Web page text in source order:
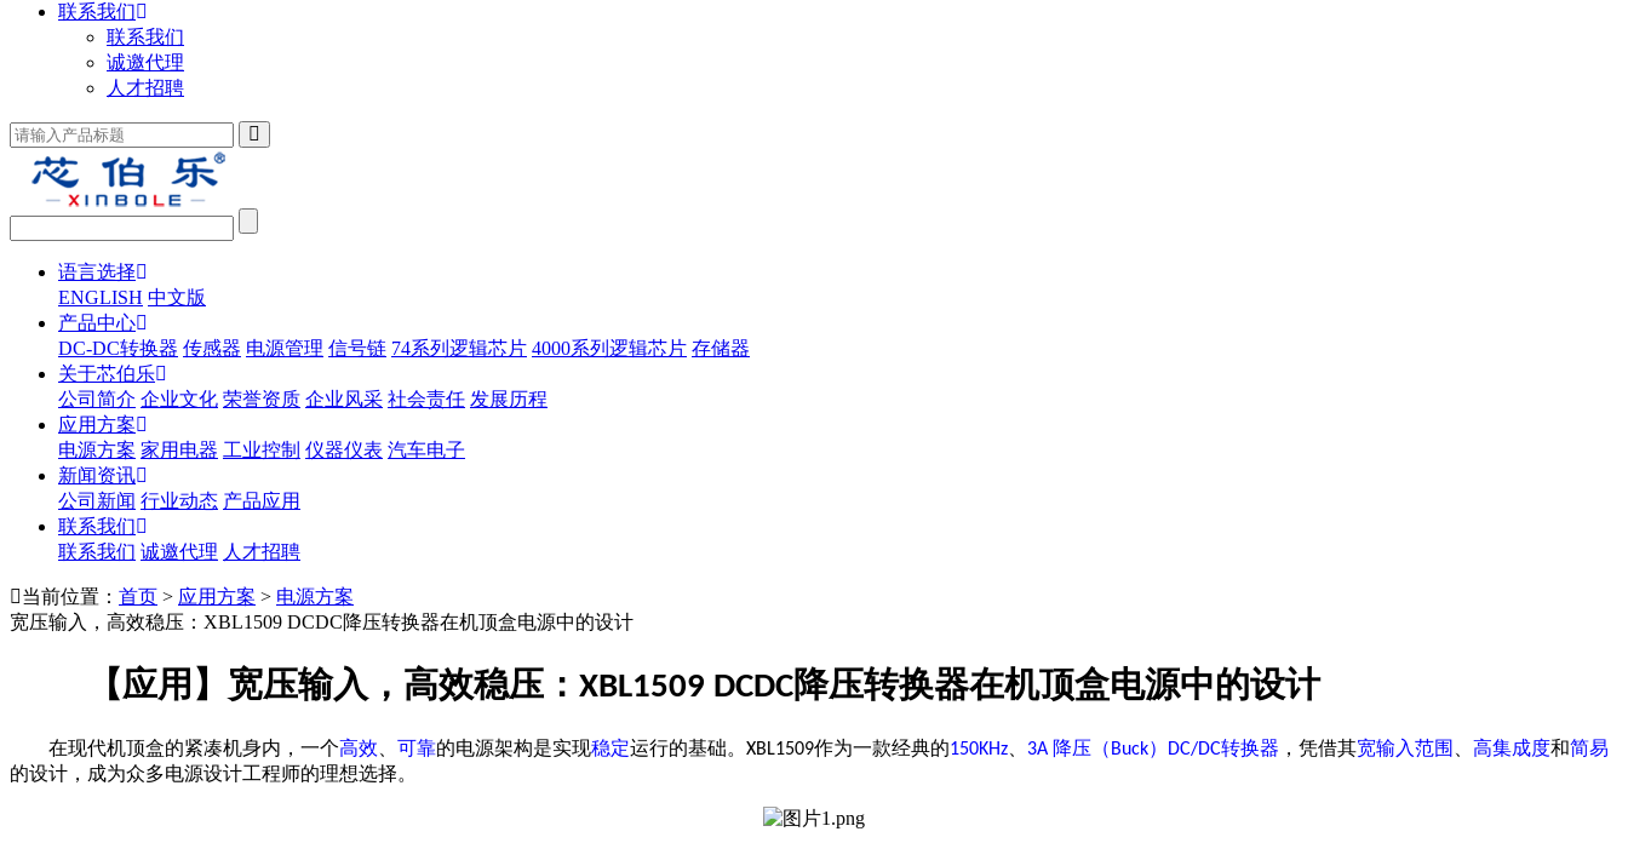
联系我们
联系我们
诚邀代理
人才招聘
语言选择
ENGLISH 中文版
产品中心
DC-DC转换器 传感器 电源管理 信号链 74系列逻辑芯片 4000系列逻辑芯片 存储器
关于芯伯乐
公司简介 企业文化 荣誉资质 企业风采 社会责任 发展历程
应用方案
电源方案 家用电器 工业控制 仪器仪表 汽车电子
新闻资讯
公司新闻 行业动态 产品应用
联系我们
联系我们 诚邀代理 人才招聘
当前位置： 首页 > 应用方案 > 电源方案
宽压输入，高效稳压：XBL1509 DCDC降压转换器在机顶盒电源中的设计
【应用】 宽压输入，高效稳压： XBL1509 DCDC降压转换器在机顶盒电源中的设计
在现代机顶盒的紧凑机身内，一个高效 可靠的电源架构是实现稳定运行的基础。 XBL1509作为一款经典的150KHz 3A 降压（ Buck） DC/DC转换器 ，凭借其宽输入范围 高集成度和简易
的设计，成为众多电源设计工程师的理想选择。